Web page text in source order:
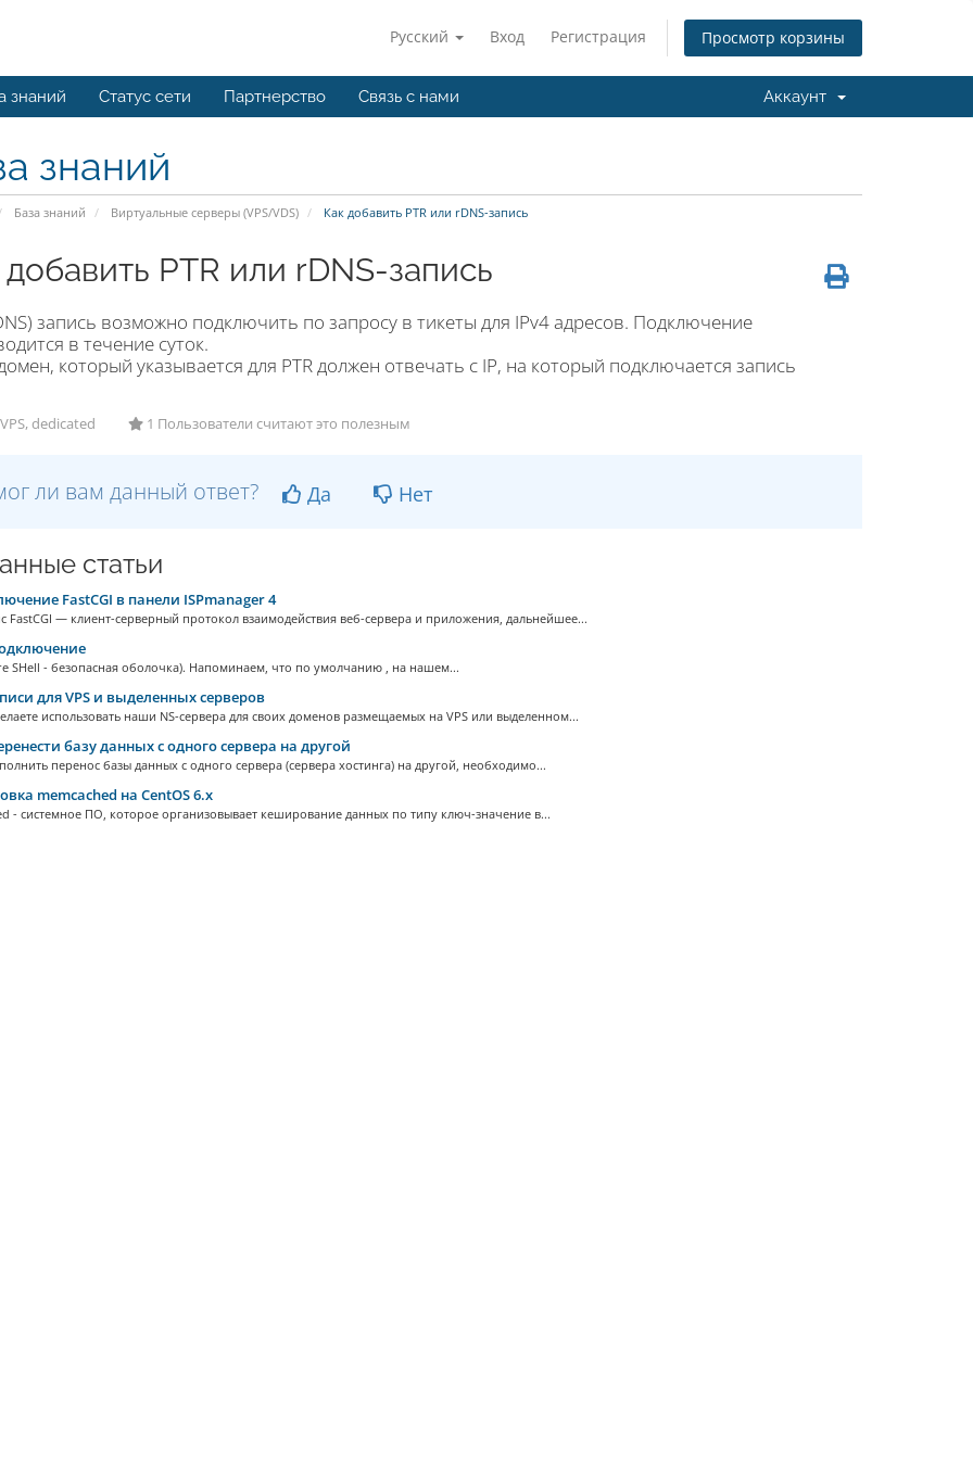
Русский Вход Регистрация Просмотр корзины
знаний Статус сети Партнерство Связь с нами Аккаунт
знаний
База знаний Виртуальные серверы (VPS/VDS) Как добавить PTR или rDNS-запись
PTR или rDNS-запись
запись возможно подключить по запросу в тикеты для IPv4 адресов. Подключение
в течение суток.
который указывается для PTR должен отвечать с IP, на который подключается запись
dedicated 1 Пользователи считают это полезным
ли вам данный ответ? Да Нет
статьи
FastCGI в панели ISPmanager 4
FastCGI — клиент-серверный протокол взаимодействия веб-сервера и приложения, дальнейшее...
SHell - безопасная оболочка). Напоминаем, что по умолчанию , на нашем...
для VPS и выделенных серверов
использовать наши NS-сервера для своих доменов размещаемых на VPS или выделенном...
базу данных с одного сервера на другой
перенос базы данных с одного сервера (сервера хостинга) на другой, необходимо...
memcached на CentOS 6.x
- системное ПО, которое организовывает кеширование данных по типу ключ-значение в...